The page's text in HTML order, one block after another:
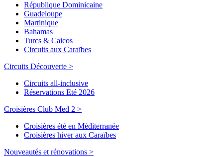
République Dominicaine
Guadeloupe
Martinique
Bahamas
Turcs & Caicos
Circuits aux Caraïbes
Circuits Découverte >
Circuits all-inclusive
Réservations Eté 2026
Croisières Club Med 2 >
Croisières été en Méditerranée
Croisières hiver aux Caraïbes
Nouveautés et rénovations >